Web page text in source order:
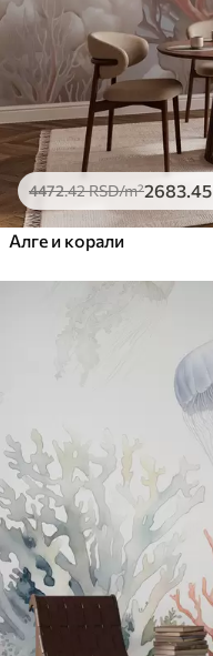
4472.42RSD/m²2683.45
Алге и корали